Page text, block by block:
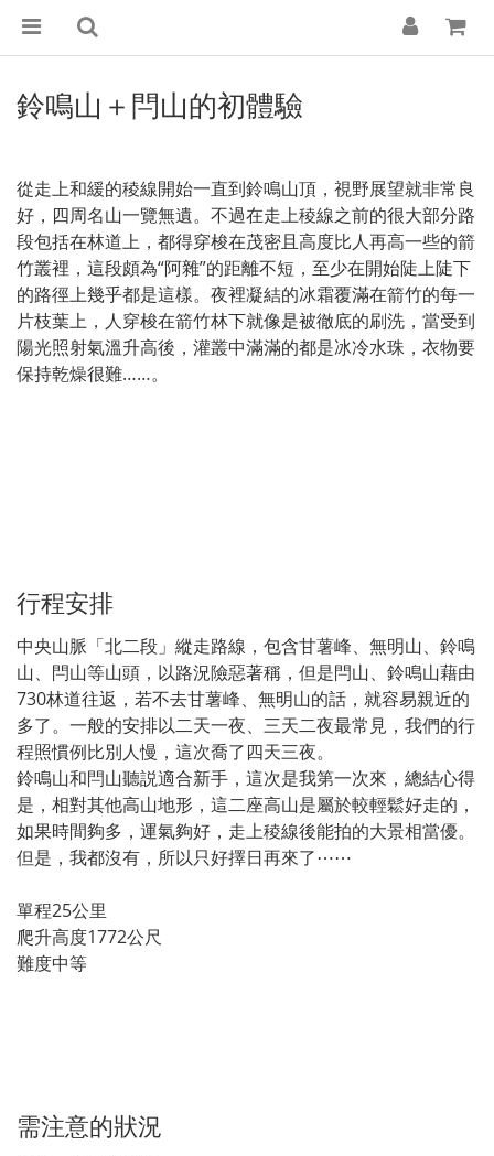
鈴鳴山＋閂山的初體驗
從走上和緩的稜線開始一直到鈴鳴山頂，視野展望就非常良
好，四周名山一覽無遺。不過在走上稜線之前的很大部分路
段包括在林道上，都得穿梭在茂密且高度比人再高一些的箭
竹叢裡，這段頗為“阿雜”的距離不短，至少在開始陡上陡下
的路徑上幾乎都是這樣。夜裡凝結的冰霜覆滿在箭竹的每一
片枝葉上，人穿梭在箭竹林下就像是被徹底的刷洗，當受到
陽光照射氣溫升高後，灌叢中滿滿的都是冰冷水珠，衣物要
保持乾燥很難……。
行程安排
中央山脈「北二段」縱走路線，包含甘薯峰、無明山、鈴鳴
山、閂山等山頭，以路況險惡著稱，但是閂山、鈴鳴山藉由
730林道往返，若不去甘薯峰、無明山的話，就容易親近的
多了。一般的安排以二天一夜、三天二夜最常見，我們的行
程照慣例比別人慢，這次喬了四天三夜。
鈴鳴山和閂山聽説適合新手，這次是我第一次來，總結心得
是，相對其他高山地形，這二座高山是屬於較輕鬆好走的，
如果時間夠多，運氣夠好，走上稜線後能拍的大景相當優。
但是，我都沒有，所以只好擇日再來了⋯⋯
單程25公里
爬升高度1772公尺
難度中等
需注意的狀況